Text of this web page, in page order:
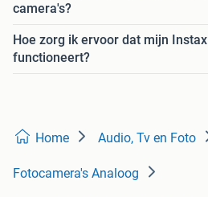
camera's?
Hoe zorg ik ervoor dat mijn
functioneert?
Home Audio, Tv en Foto
Fotocamera's Analoog